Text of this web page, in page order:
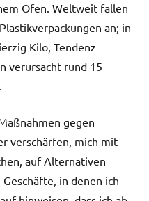
Ofen. Weltweit fallen
an; in
Kilo, Tendenz
verursacht rund 15
gegen
verschärfen, mich mit
auf Alternativen
in denen ich